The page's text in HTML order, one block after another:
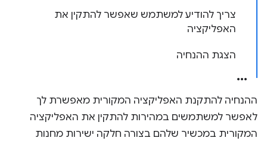
צריך להודיע למשתמש שאפשר להתקין את
האפליקציה
הצגת ההנחיה
ההנחיה להתקנת האפליקציה המקורית מאפשרת לך
לאפשר למשתמשים במהירות להתקין את האפליקציה
המקורית במכשיר שלהם בצורה חלקה ישירות מחנות